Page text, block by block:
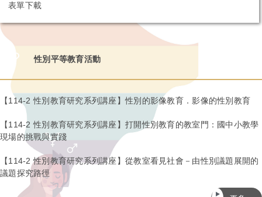
【114-2 性別教育研究系列講座】從教室看見社會－由性別議題
展開的議題探究路徑
【114-2 性別教育研究系列講座】打開性別教育的教室門：國中
小教學現場的挑戰與實踐
【114-2 性別教育研究系列講座】性別的影像教育．影像的性別
教育
【系列講座】114-2 性平教育攜手同行-職前教師18小時性別平
等教育課程
表單下載
性別平等教育活動
【114-2 性別教育研究系列講座】性別的影像教育．影像的性別教育
【114-2 性別教育研究系列講座】打開性別教育的教室門：國中小教學
現場的挑戰與實踐
【114-2 性別教育研究系列講座】從教室看見社會－由性別議題展開的
議題探究路徑